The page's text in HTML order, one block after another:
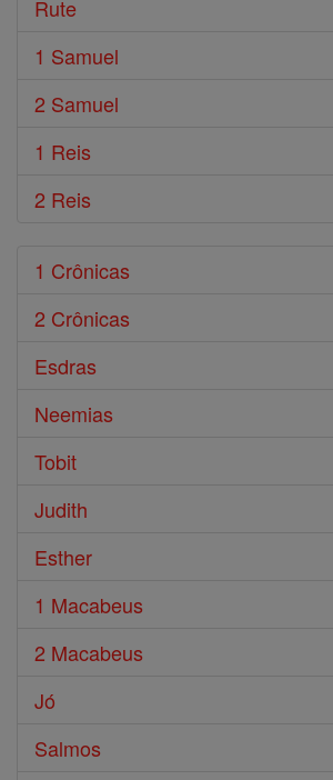
Rute
1 Samuel
2 Samuel
1 Reis
2 Reis
1 Crônicas
2 Crônicas
Esdras
Neemias
Tobit
Judith
Esther
1 Macabeus
2 Macabeus
Jó
Salmos